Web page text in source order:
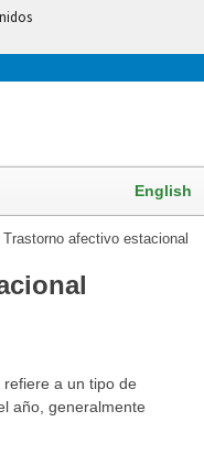
English
Trastorno afectivo estacional
a un tipo de
año, generalmente